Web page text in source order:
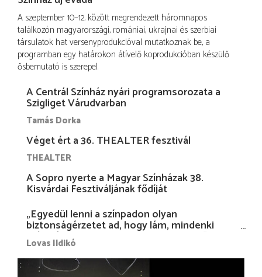
A szeptember 10–12. között megrendezett háromnapos
találkozón magyarországi, romániai, ukrajnai és szerbiai
társulatok hat versenyprodukcióval mutatkoznak be, a
programban egy határokon átívelő koprodukcióban készülő
ősbemutató is szerepel.
A Centrál Színház nyári programsorozata a
Szigliget Várudvarban
Tamás Dorka
Véget ért a 36. THEALTER fesztivál
THEALTER
A Sopro nyerte a Magyar Színházak 38.
Kisvárdai Fesztiváljának fődíját
„Egyedül lenni a színpadon olyan
biztonságérzetet ad, hogy lám, mindenki
más nélkül is megvagyok magammal…”
Lovas Ildikó